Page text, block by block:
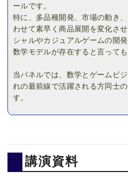
ールです。
特に、多品種開発、市場の動き
わせて素早く商品展開を変化さ
シャルやカジュアルゲームの開
数学モデルが存在すると言って
当パネルでは、数学とゲームビ
れの最前線で活躍される方同士
す。
講演資料